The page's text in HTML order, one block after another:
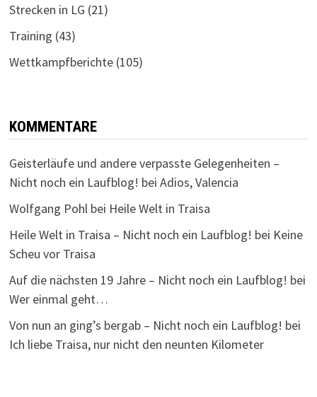
Strecken in LG (21)
Training (43)
Wettkampfberichte(105)
KOMMENTARE
Geisterläufe und andere verpasste Gelegenheiten –
Nicht noch ein Laufblog! bei Adios, Valencia
Wolfgang Pohl bei Heile Welt in Traisa
Heile Welt in Traisa – Nicht noch ein Laufblog! bei Keine
Scheu vor Traisa
Auf die nächsten 19 Jahre – Nicht noch ein Laufblog! bei
Wer einmal geht…
Von nun an ging’s bergab – Nicht noch ein Laufblog! bei
Ich liebe Traisa, nur nicht den neunten Kilometer